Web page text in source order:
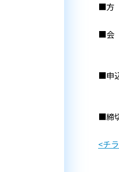
■方
■会
(〒
■申
入
■締
<チ